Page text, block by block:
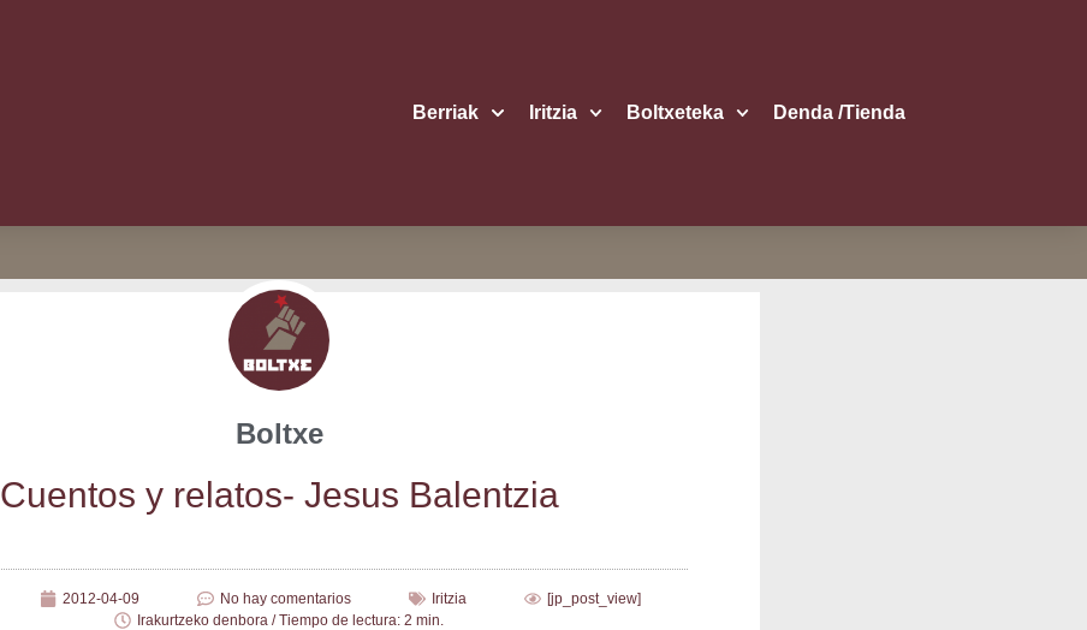
Berriak Iritzia Boltxe­te­ka Den­da /​Tien­da
Boltxe
Cuen­tos y rela­tos- Jesus Balentzia
2012-04-09 No hay comentarios Iritzia
[jp_post_view]
Irakurtzeko denbora / Tiempo de lectura: 2 min.